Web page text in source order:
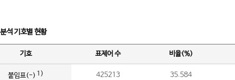
석 기호별 현황
기호 표제어 수 비율(%)
붙임표(-) 1) 425213 35.584